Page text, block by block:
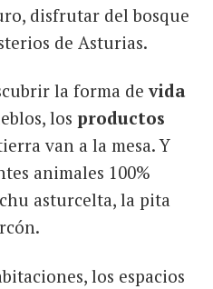
disfrutar del bosque
de Asturias.
la forma devida
los productos
van a la mesa. Y
animales 100%
asturcelta, la pita
los espacios